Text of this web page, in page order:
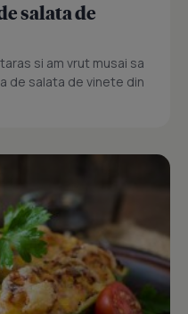
salata de
si am vrut musai sa
de salata de vinete din